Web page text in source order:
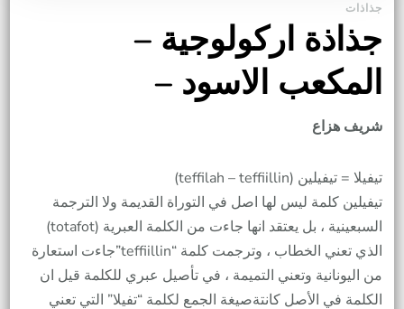
جذاذات
جذاذة اركولوجية –
المكعب الاسود –
شريف هزاع
تيفيلا = تيفيلين (teffilah – teffiillin)
تيفيلين كلمة ليس لها اصل في التوراة القديمة ولا الترجمة
السبعينية ، بل يعتقد انها جاءت من الكلمة العبرية (totafot)
الذي تعني الخطاب ، وترجمت كلمة “teffiillin”جاءت استعارة
من اليونانية وتعني التميمة ، في تأصيل عبري للكلمة قيل ان
الكلمة في الأصل كانتةصيغة الجمع لكلمة “تفيلا” التي تعني